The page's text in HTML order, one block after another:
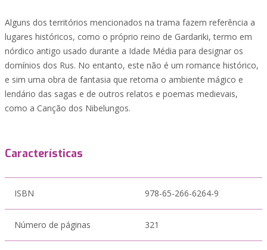
Alguns dos territórios mencionados na trama fazem referência a
lugares históricos, como o próprio reino de Gardariki, termo em
nórdico antigo usado durante a Idade Média para designar os
domínios dos Rus. No entanto, este não é um romance histórico,
e sim uma obra de fantasia que retoma o ambiente mágico e
lendário das sagas e de outros relatos e poemas medievais,
como a Canção dos Nibelungos.
Características
ISBN 978-65-266-6264-9
Número de páginas 321